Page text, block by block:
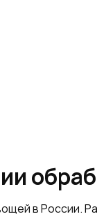
в России.